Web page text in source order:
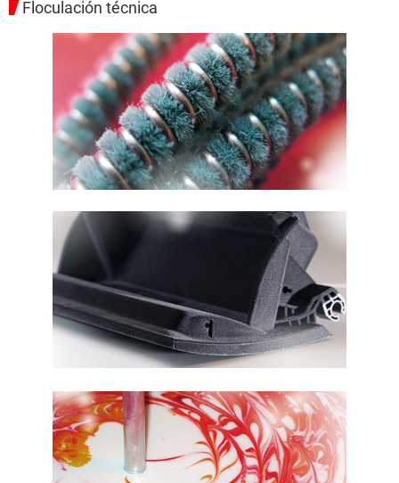
Floculación técnica